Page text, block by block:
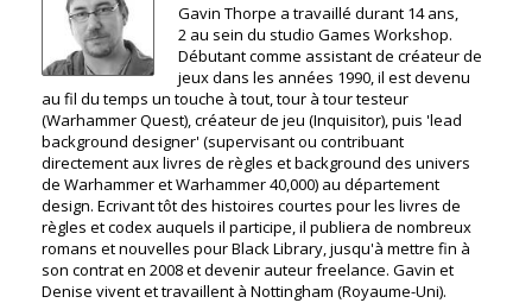
Gavin Thorpe a travaillé durant 14 ans,
2 au sein du studio Games Workshop.
Débutant comme assistant de créateur de
jeux dans les années 1990, il est devenu
au fil du temps un touche à tout, tour à tour testeur
(Warhammer Quest), créateur de jeu (Inquisitor), puis 'lead
background designer' (supervisant ou contribuant
directement aux livres de règles et background des univers
de Warhammer et Warhammer 40,000) au département
design. Ecrivant tôt des histoires courtes pour les livres de
règles et codex auquels il participe, il publiera de nombreux
romans et nouvelles pour Black Library, jusqu'à mettre fin à
son contrat en 2008 et devenir auteur freelance. Gavin et
Denise vivent et travaillent à Nottingham (Royaume-Uni).